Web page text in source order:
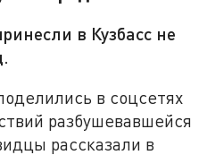
в Кузбасс не
в соцсетях
разбушевавшейся
рассказали в